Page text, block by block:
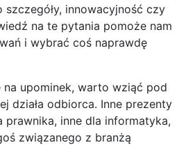
szczegóły, innowacyjność czy
na te pytania pomoże nam
i wybrać coś naprawdę
na upominek, warto wziąć pod
działa odbiorca. Inne prezenty
prawnika, inne dla informatyka,
związanego z branżą